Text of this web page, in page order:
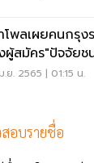
โพลเผยคนกรุง
ผู้สมัคร"ปัจจัยช
..ย. 2565 | 01:15 น.
อบรายชื่อ